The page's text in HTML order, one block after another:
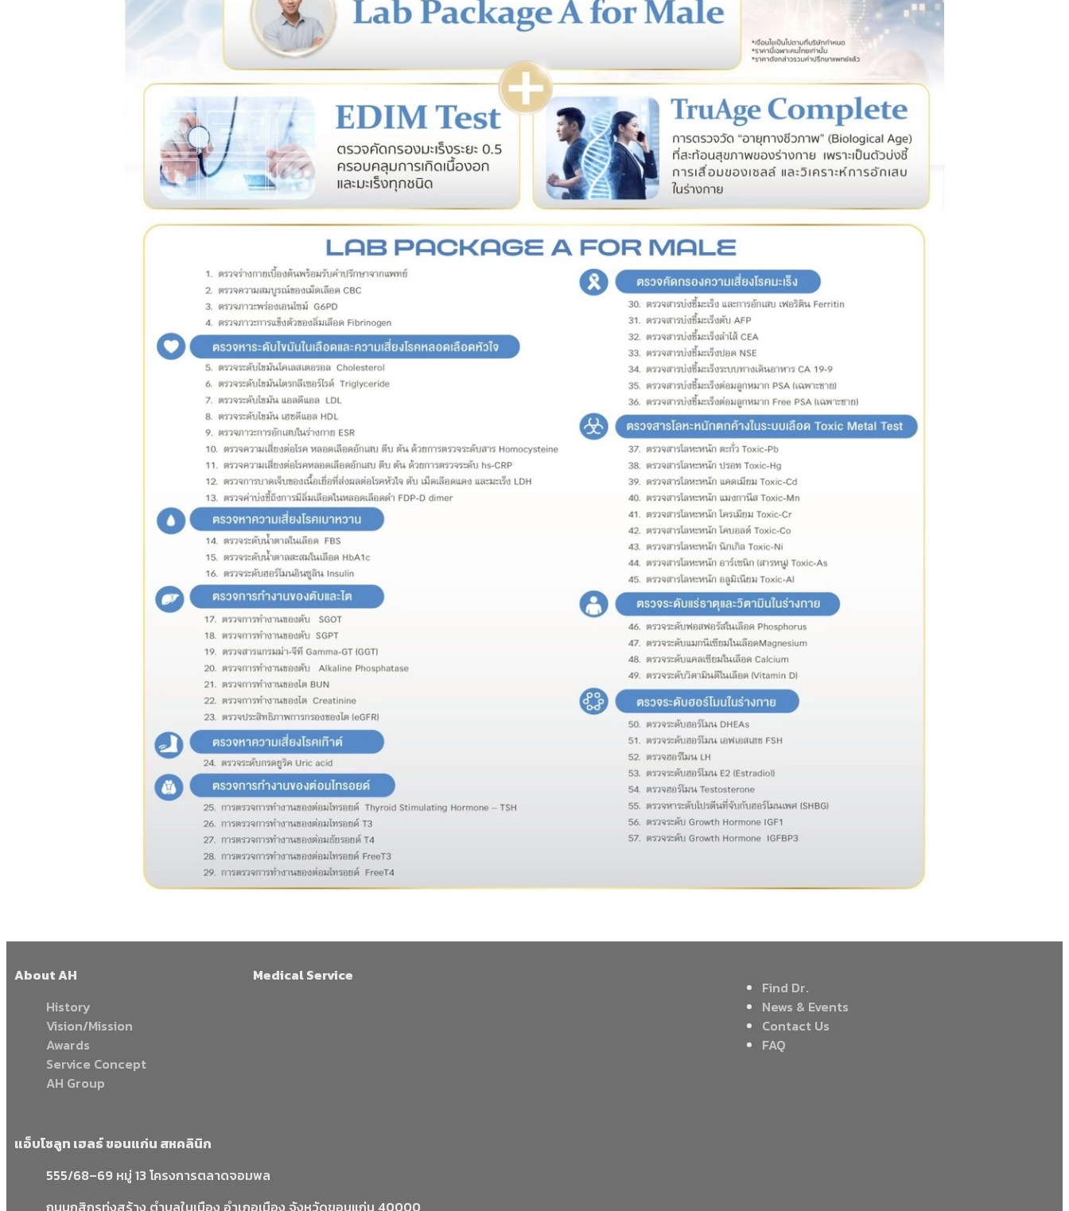
About AH
History
Vision/Mission
Awards
Service Concept
AH Group
Medical Service
Find Dr.
News & Events
Contact Us
FAQ
แอ็บโซลูท เฮลธ์ ขอนแก่น สหคลินิก
555/68–69 หมู่ 13 โครงการตลาดจอมพล
ถนนกสิกรทุ่งสร้าง ตำบลในเมือง อำเภอเมือง จังหวัดขอนแก่น 40000